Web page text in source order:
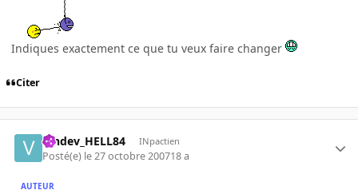
Indiques exactement ce que tu veux faire changer
Citer
Vindev_HELL84 INpactien
Posté(e) le 27 octobre 200718 a
AUTEUR